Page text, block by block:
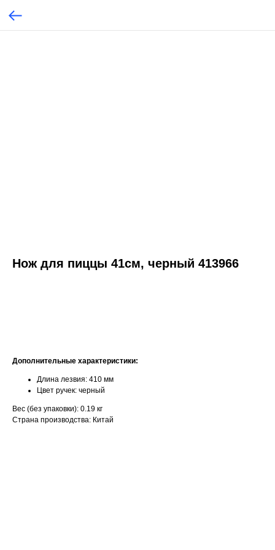
Нож для пиццы 41см, черный 413966
Дополнительные характеристики:
Длина лезвия: 410 мм
Цвет ручек: черный
Вес (без упаковки): 0.19 кг
Страна производства: Китай